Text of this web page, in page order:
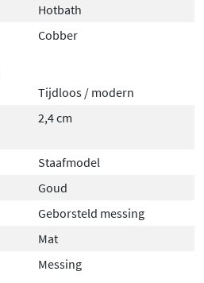
Hotbath
Cobber
Tijdloos / modern
2,4 cm
Staafmodel
Goud
Geborsteld messing
Mat
Messing